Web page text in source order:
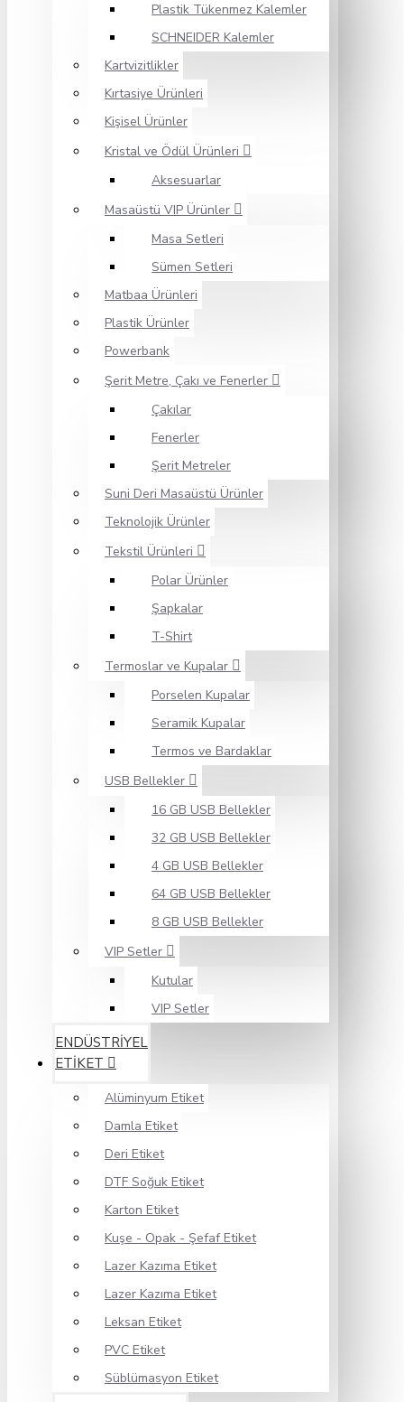
Plastik Tükenmez Kalemler
SCHNEIDER Kalemler
Kartvizitlikler
Kırtasiye Ürünleri
Kişisel Ürünler
Kristal ve Ödül Ürünleri
Aksesuarlar
Masaüstü VIP Ürünler
Masa Setleri
Sümen Setleri
Matbaa Ürünleri
Plastik Ürünler
Powerbank
Şerit Metre, Çakı ve Fenerler
Çakılar
Fenerler
Şerit Metreler
Suni Deri Masaüstü Ürünler
Teknolojik Ürünler
Tekstil Ürünleri
Polar Ürünler
Şapkalar
T-Shirt
Termoslar ve Kupalar
Porselen Kupalar
Seramik Kupalar
Termos ve Bardaklar
USB Bellekler
16 GB USB Bellekler
32 GB USB Bellekler
4 GB USB Bellekler
64 GB USB Bellekler
8 GB USB Bellekler
VIP Setler
Kutular
VIP Setler
ENDÜSTRİYEL
ETİKET
Alüminyum Etiket
Damla Etiket
Deri Etiket
DTF Soğuk Etiket
Karton Etiket
Kuşe - Opak - Şefaf Etiket
Lazer Kazıma Etiket
Lazer Kazıma Etiket
Leksan Etiket
PVC Etiket
Süblümasyon Etiket